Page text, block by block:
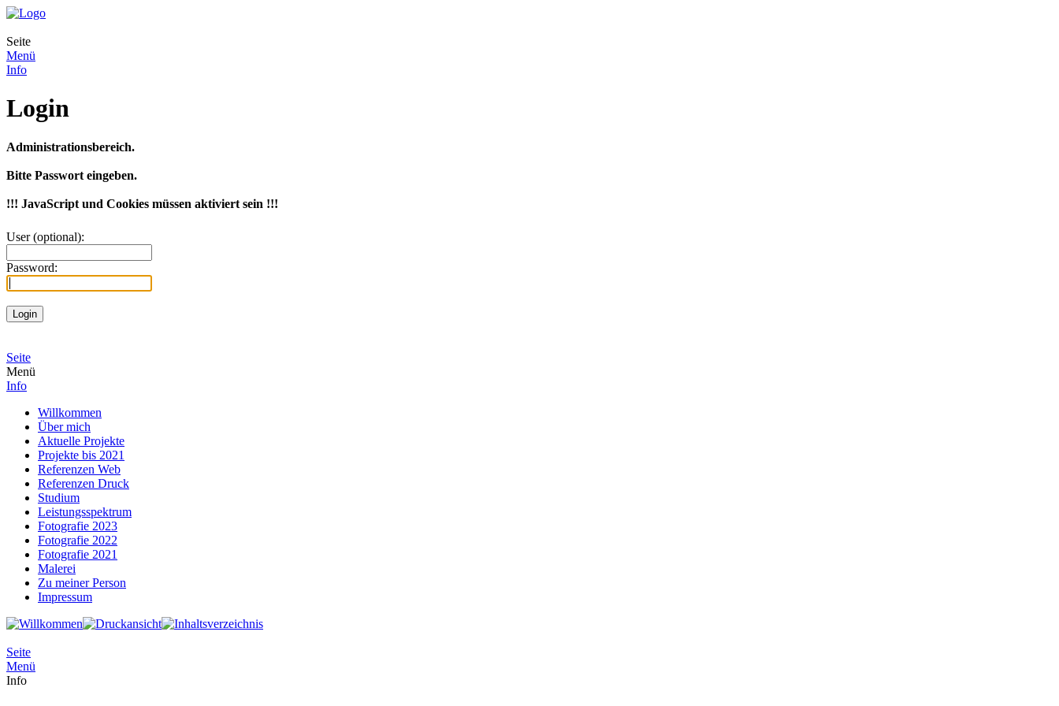
Seite
Menü
Info
Login
Administrationsbereich.
Bitte Passwort eingeben.
!!! JavaScript und Cookies müssen aktiviert sein !!!
User (optional):
Password:
Seite
Menü
Info
Willkommen
Über mich
Aktuelle Projekte
Projekte bis 2021
Referenzen Web
Referenzen Druck
Studium
Leistungsspektrum
Fotografie 2023
Fotografie 2022
Fotografie 2021
Malerei
Zu meiner Person
Impressum
Seite
Menü
Info